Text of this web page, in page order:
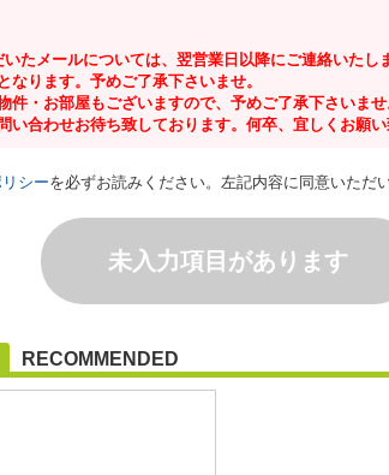
たメールについては、翌営業日以降にご連絡いたし
ります。予めご了承下さいませ。
・お部屋もございますので、予めご了承下さいませ
合わせお待ち致しております。何卒、宜しくお願い
シーを必ずお読みください。左記内容に同意いただ
未入力項目があります
RECOMMENDED